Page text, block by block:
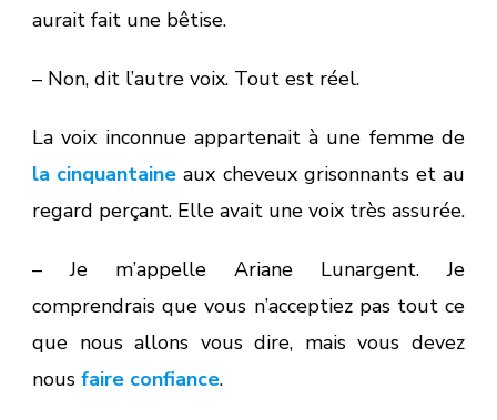
aurait fait une bêtise.
– Non, dit l’autre voix. Tout est réel.
La voix inconnue appartenait à une femme de
la cinquantaine aux cheveux grisonnants et au
regard perçant. Elle avait une voix très assurée.
– Je m’appelle Ariane Lunargent. Je
comprendrais que vous n’acceptiez pas tout ce
que nous allons vous dire, mais vous devez
nous faire confiance.